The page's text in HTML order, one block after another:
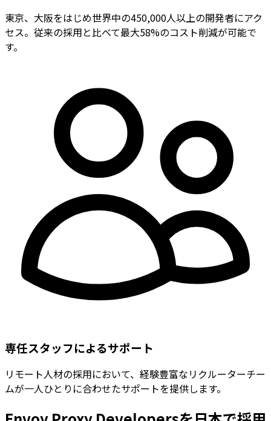
東京、大阪をはじめ世界中の450,000人以上の開発者にアク
セス。従来の採用と比べて最大58%のコスト削減が可能で
す。
専任スタッフによるサポート
リモート人材の採用において、経験豊富なリクルーターチー
ムが一人ひとりに合わせたサポートを提供します。